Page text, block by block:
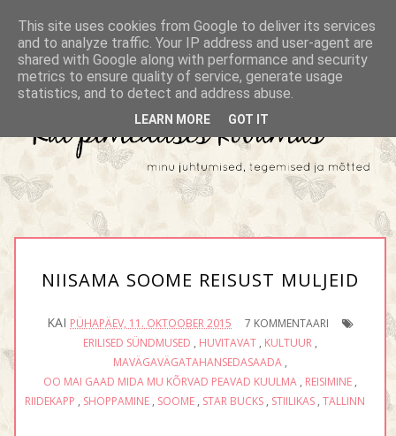
NIISAMA SOOME REISUST MULJEID
KAI PÜHAPÄEV, 11. OKTOOBER 2015
7 KOMMENTAARI
ERILISED SÜNDMUSED , HUVITAVAT , KULTUUR ,
MAVÄGAVÄGATAHANSEDASAADA ,
OO MAI GAAD MIDA MU KÕRVAD PEAVAD KUULMA , REISIMINE ,
RIIDEKAPP , SHOPPAMINE , SOOME , STAR BUCKS , STIILIKAS , TALLINN
This site uses cookies from Google to deliver its services
and to analyze traffic. Your IP address and user-agent are
shared with Google along with performance and security
metrics to ensure quality of service, generate usage
statistics, and to detect and address abuse.
LEARN MORE GOT IT